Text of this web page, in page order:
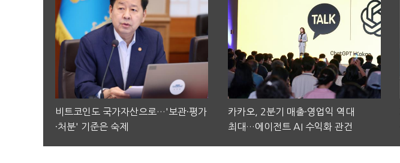
비트코인도 국가자산으로…'보관·평가
·처분' 기준은 숙제
카카오, 2분기 매출·영업익 역대
최대…에이전트 AI 수익화 관건